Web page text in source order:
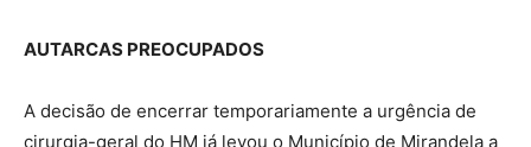
AUTARCAS PREOCUPADOS
A decisão de encerrar temporariamente a urgência de
cirurgia-geral do HM já levou o Município de Mirandela a